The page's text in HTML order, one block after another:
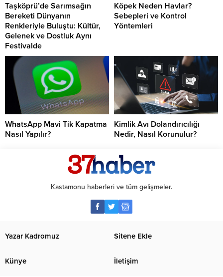
Taşköprü’de Sarımsağın
Bereketi Dünyanın
Renkleriyle Buluştu: Kültür,
Gelenek ve Dostluk Aynı
Festivalde
Köpek Neden Havlar?
Sebepleri ve Kontrol
Yöntemleri
WhatsApp Mavi Tik Kapatma
Nasıl Yapılır?
Kimlik Avı Dolandırıcılığı
Nedir, Nasıl Korunulur?
Kastamonu haberleri ve tüm gelişmeler.
Yazar Kadromuz Sitene Ekle
Künye İletişim